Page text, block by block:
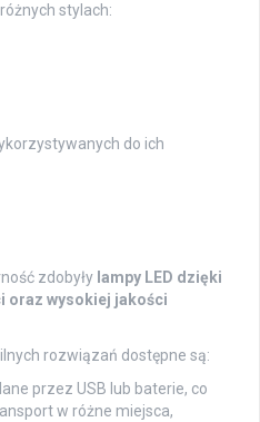
stylach:
do ich
zdobyły lampy LED dzięki
oraz wysokiej jakości
rozwiązań dostępne są:
przez USB lub baterie, co
w różne miejsca,